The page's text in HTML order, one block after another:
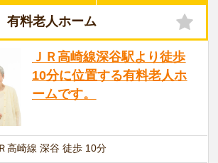
有料老人ホーム
ＪＲ高崎線深谷駅より徒歩
10分に位置する有料老人ホ
ームです。
高崎線 深谷 徒歩 10分